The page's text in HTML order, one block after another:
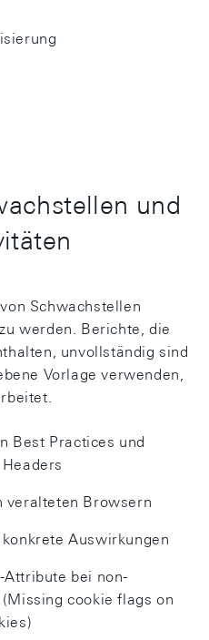
und
Schwachstellen
werden. Berichte, die
unvollständig sind
Vorlage verwenden,
Best Practices und
veralteten Browsern
Auswirkungen
Attribute bei non-
cookie flags on